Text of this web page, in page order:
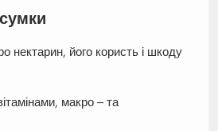
нектарин, його користь і шкоду
макро – та